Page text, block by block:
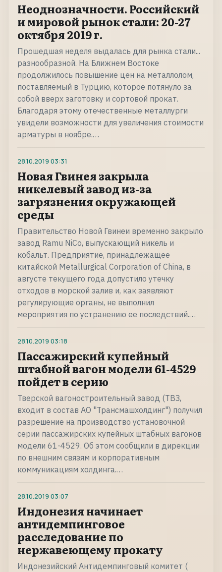
Неоднозначности. Российский
и мировой рынок стали: 20-27
октября 2019 г.
Прошедшая неделя выдалась для рынка стали...
разнообразной. На Ближнем Востоке
продолжилось повышение цен на металлолом,
поставляемый в Турцию, которое потянуло за
собой вверх заготовку и сортовой прокат.
Благодаря этому отечественные металлурги
увидели возможности для увеличения стоимости
арматуры в ноябре.…
28.10.2019 03:31
Новая Гвинея закрыла
никелевый завод из-за
загрязнения окружающей
среды
Правительство Новой Гвинеи временно закрыло
завод Ramu NiCo, выпускающий никель и
кобальт. Предприятие, принадлежащее
китайской Metallurgical Corporation of China, в
августе текущего года допустило утечку
отходов в морской залив и, как заявляют
регулирующие органы, не выполнил
мероприятия по устранению ее последствий.…
28.10.2019 03:18
Пассажирский купейный
штабной вагон модели 61-4529
пойдет в серию
Тверской вагоностроительный завод (ТВЗ,
входит в состав АО "Трансмашхолдинг") получил
разрешение на производство установочной
серии пассажирских купейных штабных вагонов
модели 61-4529. Об этом сообщили в дирекции
по внешним связям и корпоративным
коммуникациям холдинга.…
28.10.2019 03:07
Индонезия начинает
антидемпинговое
расследование по
нержавеющему прокату
Индонезийский Антидемпинговый комитет (